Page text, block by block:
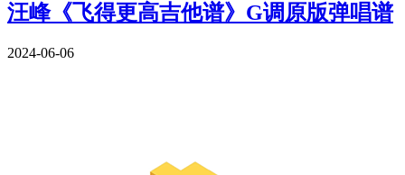
汪峰《飞得更高吉他谱》G调原版弹唱谱
2024-06-06